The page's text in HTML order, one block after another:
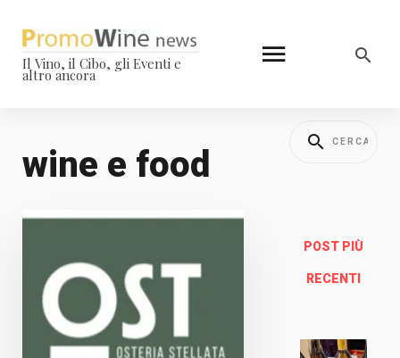
Il Vino, il Cibo, gli Eventi e
altro ancora
wine e food
POST PIÙ
RECENTI